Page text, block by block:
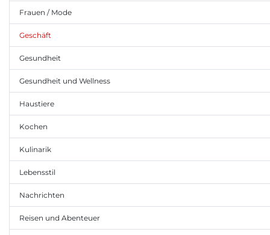
Frauen / Mode
Geschäft
Gesundheit
Gesundheit und Wellness
Haustiere
Kochen
Kulinarik
Lebensstil
Nachrichten
Reisen und Abenteuer